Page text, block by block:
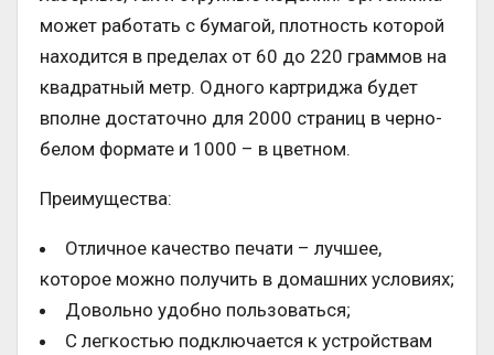
может работать с бумагой, плотность которой
находится в пределах от 60 до 220 граммов на
квадратный метр. Одного картриджа будет
вполне достаточно для 2000 страниц в черно-
белом формате и 1000 – в цветном.
Преимущества:
Отличное качество печати – лучшее,
которое можно получить в домашних условиях;
Довольно удобно пользоваться;
С легкостью подключается к устройствам